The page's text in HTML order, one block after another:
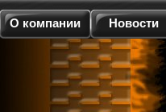
О компании Новости